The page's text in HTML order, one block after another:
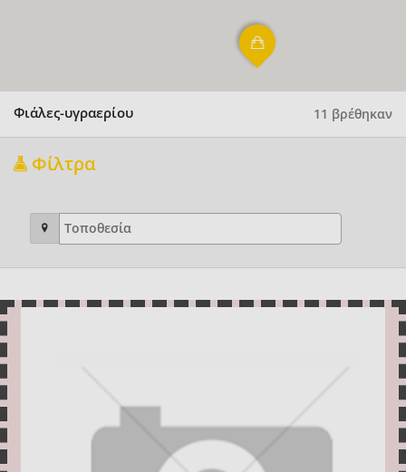
Φιάλες-υγραερίου 11 βρέθηκαν
Φίλτρα